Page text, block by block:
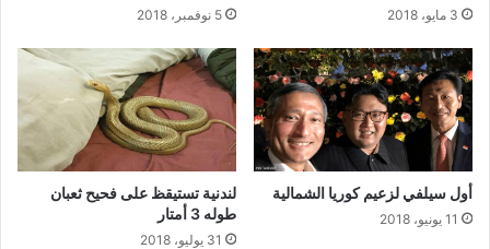
3 مايو، 2018 5 نوفمبر، 2018
أول سيلفي لزعيم كوريا الشمالية
11 يونيو، 2018
لندنية تستيقظ على فحيح ثعبان
طوله 3 أمتار
31 يوليو، 2018